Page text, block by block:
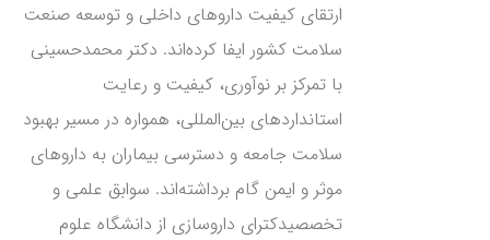
ارتقای کیفیت داروهای داخلی و توسعه صنعت
سلامت کشور ایفا کرده‌اند. دکتر محمدحسینی
با تمرکز بر نوآوری، کیفیت و رعایت
استانداردهای بین‌المللی، همواره در مسیر بهبود
سلامت جامعه و دسترسی بیماران به داروهای
موثر و ایمن گام برداشته‌اند. سوابق علمی و
تخصصیدکترای داروسازی از دانشگاه علوم